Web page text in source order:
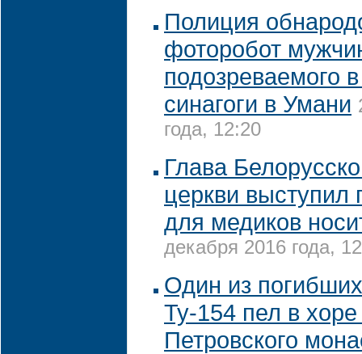
Полиция
фоторобот
подозреваемого
синагоги в Умани
года, 12:20
Глава
церкви выступил
для медиков
декабря 2016 года,
Один из
Ту-154 пел в
Петровского